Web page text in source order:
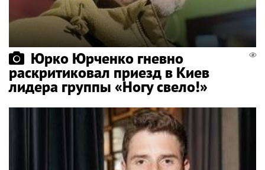
Юрко Юрченко гневно
раскритиковал приезд в Киев
лидера группы «Ногу свело!»